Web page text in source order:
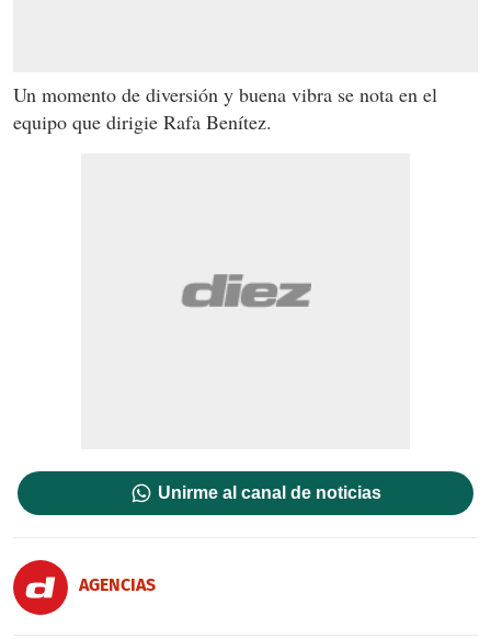
Un momento de diversión y buena vibra se nota en el
equipo que dirigie Rafa Benítez.
Unirme al canal de noticias
AGENCIAS